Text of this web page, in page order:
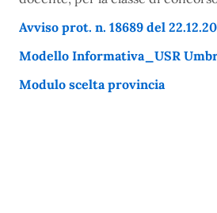
Avviso prot. n. 18689 del
Modello Informativa_USR
Modulo scelta provincia